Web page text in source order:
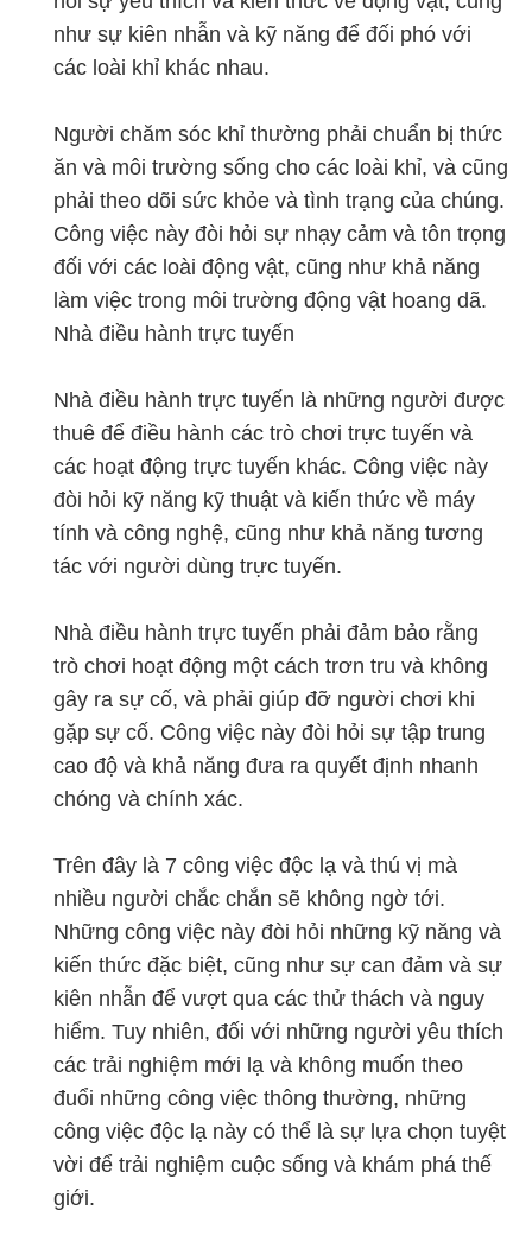
như sự kiên nhẫn và kỹ năng để đối phó với
các loài khỉ khác nhau.
Người chăm sóc khỉ thường phải chuẩn bị thức
ăn và môi trường sống cho các loài khỉ, và cũng
phải theo dõi sức khỏe và tình trạng của chúng.
Công việc này đòi hỏi sự nhạy cảm và tôn trọng
đối với các loài động vật, cũng như khả năng
làm việc trong môi trường động vật hoang dã.
Nhà điều hành trực tuyến
Nhà điều hành trực tuyến là những người được
thuê để điều hành các trò chơi trực tuyến và
các hoạt động trực tuyến khác. Công việc này
đòi hỏi kỹ năng kỹ thuật và kiến thức về máy
tính và công nghệ, cũng như khả năng tương
tác với người dùng trực tuyến.
Nhà điều hành trực tuyến phải đảm bảo rằng
trò chơi hoạt động một cách trơn tru và không
gây ra sự cố, và phải giúp đỡ người chơi khi
gặp sự cố. Công việc này đòi hỏi sự tập trung
cao độ và khả năng đưa ra quyết định nhanh
chóng và chính xác.
Trên đây là 7 công việc độc lạ và thú vị mà
nhiều người chắc chắn sẽ không ngờ tới.
Những công việc này đòi hỏi những kỹ năng và
kiến thức đặc biệt, cũng như sự can đảm và sự
kiên nhẫn để vượt qua các thử thách và nguy
hiểm. Tuy nhiên, đối với những người yêu thích
các trải nghiệm mới lạ và không muốn theo
đuổi những công việc thông thường, những
công việc độc lạ này có thể là sự lựa chọn tuyệt
vời để trải nghiệm cuộc sống và khám phá thế
giới.